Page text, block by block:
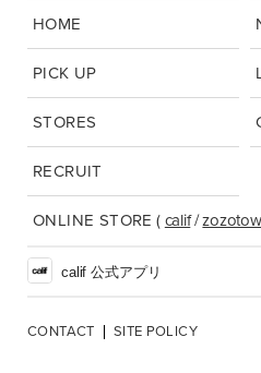
HOME
PICK UP
STORES
RECRUIT
ONLINE STORE ( calif/
calif 公式アプリ
CONTACT SITE POLICY